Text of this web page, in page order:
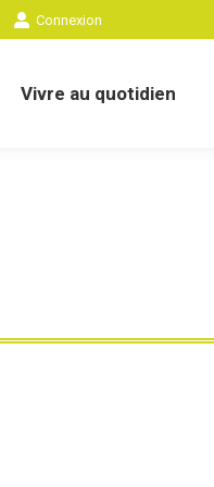
Connexion
Vivre au quotidien
Nous connaître